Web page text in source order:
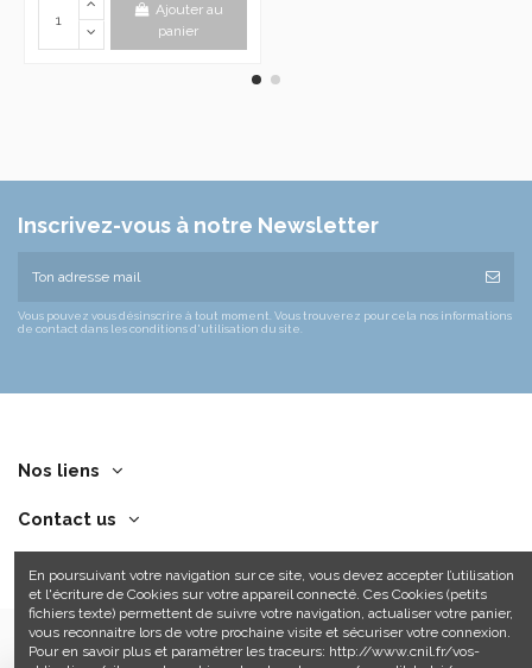
Ajouter au
panier
Inscrivez-vous à notre Newsletter
Vous pouvez vous désinscrire à tout moment. Vous trouverez pour cela nos informations
de contact dans les conditions d'utilisation du site.
Nos liens
Contact us
En poursuivant votre navigation sur ce site, vous devez accepter l’utilisation
et l'écriture de Cookies sur votre appareil connecté. Ces Cookies (petits
fichiers texte) permettent de suivre votre navigation, actualiser votre panier,
vous reconnaitre lors de votre prochaine visite et sécuriser votre connexion.
Pour en savoir plus et paramétrer les traceurs: http://www.cnil.fr/vos-